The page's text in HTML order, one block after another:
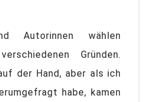
Autorinnen wählen
Gründen.
der Hand, aber als ich
habe, kamen